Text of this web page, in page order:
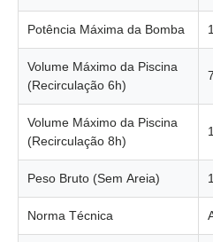
Potência Máxima da Bomba
Volume Máximo da Piscina
(Recirculação 6h)
Volume Máximo da Piscina
(Recirculação 8h)
Peso Bruto (Sem Areia)
Norma Técnica